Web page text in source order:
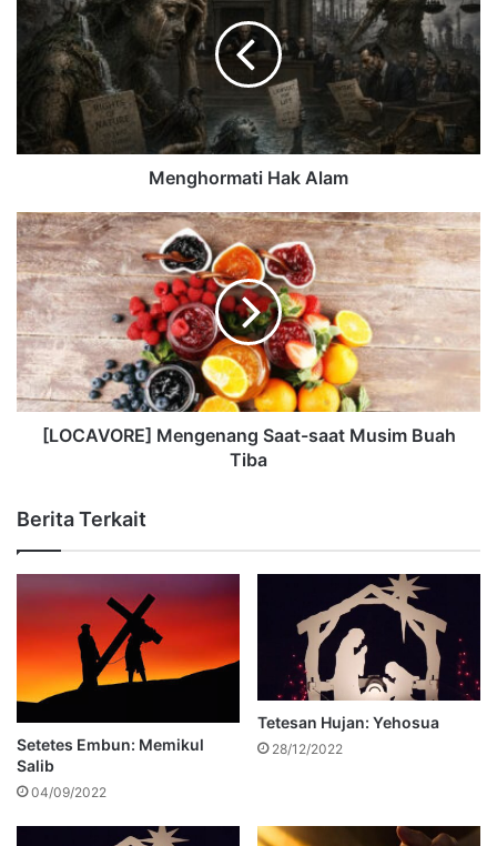
Menghormati Hak Alam
[LOCAVORE] Mengenang Saat-saat Musim Buah
Tiba
Berita Terkait
Setetes Embun: Memikul
Salib
04/09/2022
Tetesan Hujan: Yehosua
28/12/2022